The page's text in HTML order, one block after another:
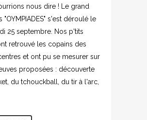
nous dire ! Le grand
"OYMPIADES" s'est déroulé le
25 septembre. Nos p'tits
retrouvé les copains des
et ont pu se mesurer sur
proposées : découverte
du tchouckball, du tir à l'arc,